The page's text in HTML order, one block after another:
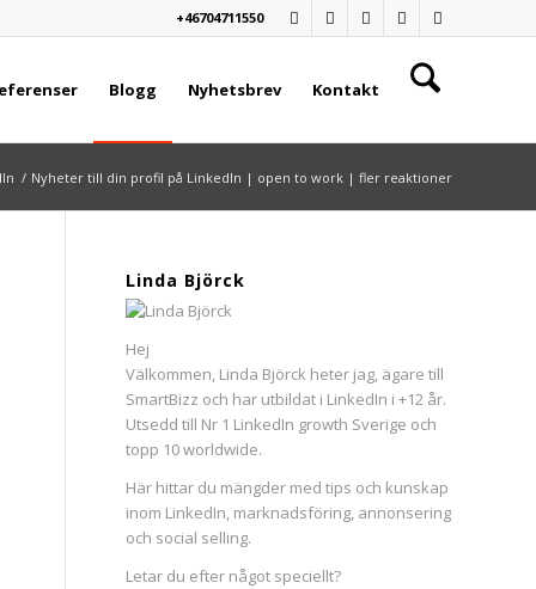
+46704711550
Blogg Nyhetsbrev Kontakt
/ Nyheter till din profil på LinkedIn | open to work | fler reaktioner
Linda Björck
Hej
Välkommen, Linda Björck heter jag, ägare till
SmartBizz och har utbildat i LinkedIn i +12 år.
Utsedd till Nr 1 LinkedIn growth Sverige och
topp 10 worldwide.
Här hittar du mängder med tips och kunskap
inom LinkedIn, marknadsföring, annonsering
och social selling.
Letar du efter något speciellt?